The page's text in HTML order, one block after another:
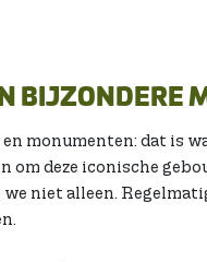
BIJZONDERE
monumenten: dat is
om deze iconische
niet alleen.